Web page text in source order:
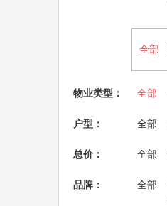
全部
物业类型： 全部
户型： 全部
总价： 全部
品牌： 全部